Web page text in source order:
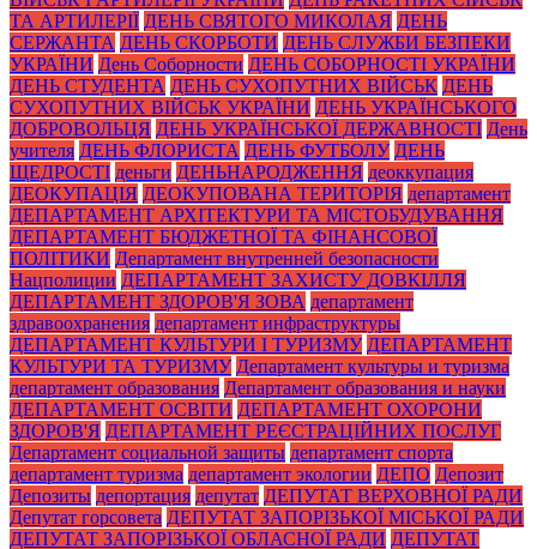
ТА АРТИЛЕРІЇ ДЕНЬ СВЯТОГО МИКОЛАЯ ДЕНЬ
СЕРЖАНТА ДЕНЬ СКОРБОТИ ДЕНЬ СЛУЖБИ БЕЗПЕКИ
УКРАЇНИ День Соборности ДЕНЬ СОБОРНОСТІ УКРАЇНИ
ДЕНЬ СТУДЕНТА ДЕНЬ СУХОПУТНИХ ВІЙСЬК ДЕНЬ
СУХОПУТНИХ ВІЙСЬК УКРАЇНИ ДЕНЬ УКРАЇНСЬКОГО
ДОБРОВОЛЬЦЯ ДЕНЬ УКРАЇНСЬКОЇ ДЕРЖАВНОСТІ День
учителя ДЕНЬ ФЛОРИСТА ДЕНЬ ФУТБОЛУ ДЕНЬ
ЩЕДРОСТІ деньги ДЕНЬНАРОДЖЕННЯ деоккупация
ДЕОКУПАЦІЯ ДЕОКУПОВАНА ТЕРИТОРІЯ департамент
ДЕПАРТАМЕНТ АРХІТЕКТУРИ ТА МІСТОБУДУВАННЯ
ДЕПАРТАМЕНТ БЮДЖЕТНОЇ ТА ФІНАНСОВОЇ
ПОЛІТИКИ Департамент внутренней безопасности
Нацполиции ДЕПАРТАМЕНТ ЗАХИСТУ ДОВКІЛЛЯ
ДЕПАРТАМЕНТ ЗДОРОВ'Я ЗОВА департамент
здравоохранения департамент инфраструктуры
ДЕПАРТАМЕНТ КУЛЬТУРИ І ТУРИЗМУ ДЕПАРТАМЕНТ
КУЛЬТУРИ ТА ТУРИЗМУ Департамент культуры и туризма
департамент образования Департамент образования и науки
ДЕПАРТАМЕНТ ОСВІТИ ДЕПАРТАМЕНТ ОХОРОНИ
ЗДОРОВ'Я ДЕПАРТАМЕНТ РЕЄСТРАЦІЙНИХ ПОСЛУГ
Департамент социальной защиты департамент спорта
департамент туризма департамент экологии ДЕПО Депозит
Депозиты депортация депутат ДЕПУТАТ ВЕРХОВНОЇ РАДИ
Депутат горсовета ДЕПУТАТ ЗАПОРІЗЬКОЇ МІСЬКОЇ РАДИ
ДЕПУТАТ ЗАПОРІЗЬКОЇ ОБЛАСНОЇ РАДИ ДЕПУТАТ